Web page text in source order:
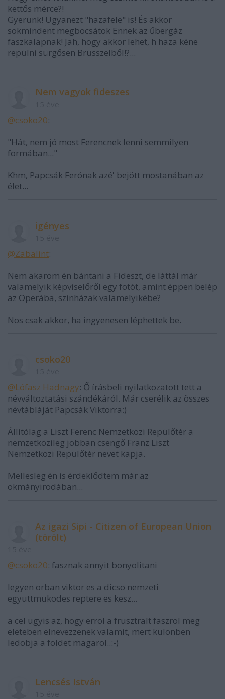
kettős mérce?!
Gyerünk! Ugyanezt "hazafele" is! És akkor
sokmindent megbocsátok Ennek az űbergáz
faszkalapnak! Jah, hogy akkor lehet, h haza kéne
repülni sürgősen Brüsszelből!?...
Nem vagyok fideszes
@csoko20:
"Hát, nem jó most Ferencnek lenni semmilyen
formában..."
Khm, Papcsák Ferónak azé' bejött mostanában az
élet...
igényes
@Zabalint:
Nem akarom én bántani a Fideszt, de láttál már
valamelyik képviselőről egy fotót, amint éppen belép
az Operába, szinházak valamelyikébe?
Nos csak akkor, ha ingyenesen léphettek be.
csoko20
@Lófasz Hadnagy: Ő írásbeli nyilatkozatott tett a
névváltoztatási szándékáról. Már cserélik az összes
névtábláját Papcsák Viktorra:)
Állítólag a Liszt Ferenc Nemzetközi Repülőtér a
nemzetközileg jobban csengő Franz Liszt
Nemzetközi Repülőtér nevet kapja.
Mellesleg én is érdeklődtem már az
okmányirodában...
Az igazi Sipi - Citizen of European Union
(törölt)
@csoko20: fasznak annyit bonyolitani
legyen orban viktor es a dicso nemzeti
egyuttmukodes reptere es kesz...
a cel ugyis az, hogy errol a frusztralt faszrol meg
eleteben elnevezzenek valamit, mert kulonben
ledobja a foldet magarol..:-)
Lencsés István